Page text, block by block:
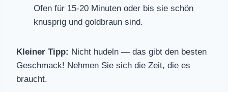
Ofen für 15-20 Minuten oder bis sie schön
knusprig und goldbraun sind.
Kleiner Tipp: Nicht hudeln — das gibt den besten
Geschmack! Nehmen Sie sich die Zeit, die es
braucht.